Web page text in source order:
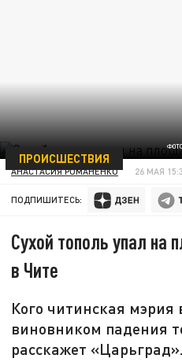
ПРОИСШЕСТВИЯ
АНАСТАСИЯ РОМАНЕНКО 26 МАЯ
ПОДПИШИТЕСЬ:
Сухой тополь упал на
в Чите
Кого читинская мэрия
виновником падения
расскажет «Царьград».